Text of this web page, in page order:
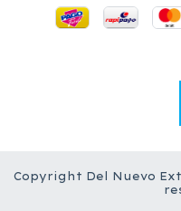
Copyright Del Nuevo